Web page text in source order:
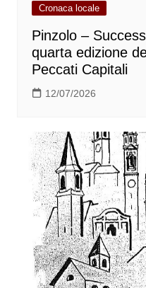
Cronaca locale
Pinzolo –
quarta edizione
Peccati Capitali
12/07/2026